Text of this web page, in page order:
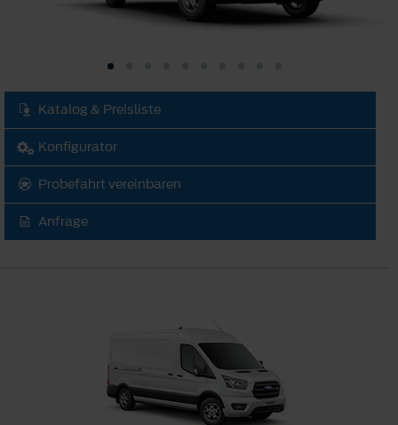
Katalog & Preisliste
Konfigurator
Probefahrt vereinbaren
Anfrage